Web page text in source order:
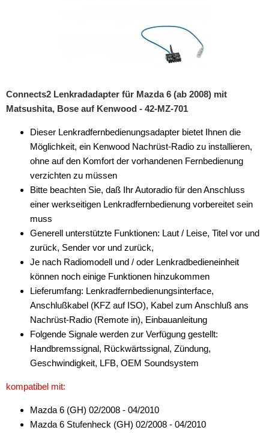
Connects2 Lenkradadapter für Mazda 6 (ab 2008) mit
Matsushita, Bose auf Kenwood - 42-MZ-701
Dieser Lenkradfernbedienungsadapter bietet Ihnen die
Möglichkeit, ein Kenwood Nachrüst-Radio zu installieren,
ohne auf den Komfort der vorhandenen Fernbedienung
verzichten zu müssen
Bitte beachten Sie, daß Ihr Autoradio für den Anschluss
einer werkseitigen Lenkradfernbedienung vorbereitet sein
muss
Generell unterstützte Funktionen: Laut / Leise, Titel vor und
zurück, Sender vor und zurück,
Je nach Radiomodell und / oder Lenkradbedieneinheit
können noch einige Funktionen hinzukommen
Lieferumfang: Lenkradfernbedienungsinterface,
Anschlußkabel (KFZ auf ISO), Kabel zum Anschluß ans
Nachrüst-Radio (Remote in), Einbauanleitung
Folgende Signale werden zur Verfügung gestellt:
Handbremssignal, Rückwärtssignal, Zündung,
Geschwindigkeit, LFB, OEM Soundsystem
kompatibel mit:
Mazda 6 (GH) 02/2008 - 04/2010
Mazda 6 Stufenheck (GH) 02/2008 - 04/2010